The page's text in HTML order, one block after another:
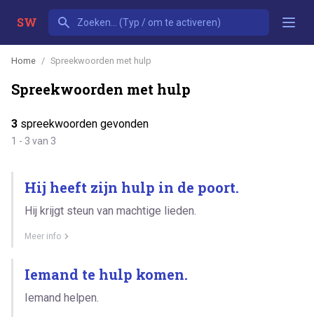
SW
Home Spreekwoorden met hulp
Spreekwoorden met hulp
3 spreekwoorden gevonden
1 - 3 van 3
Hij heeft zijn hulp in de poort.
Hij krijgt steun van machtige lieden.
Meer info
Iemand te hulp komen.
Iemand helpen.